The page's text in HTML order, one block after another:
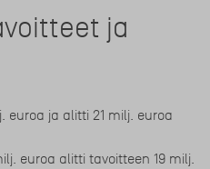
ja
euroa ja alitti 21 milj. euroa
euroa alitti tavoitteen 19 milj.